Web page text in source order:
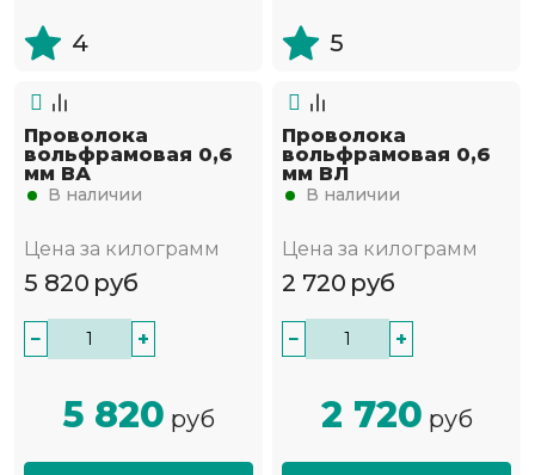
4 5
Проволока
вольфрамовая 0,6
мм ВА
В наличии
Цена за килограмм
5 820 руб
− +
5 820 руб
Проволока
вольфрамовая 0,6
мм ВЛ
В наличии
Цена за килограмм
2 720 руб
− +
2 720 руб